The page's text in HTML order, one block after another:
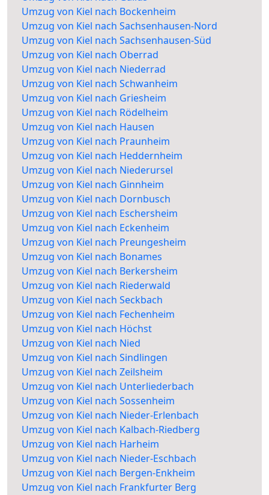
Umzug von Kiel nach Bockenheim
Umzug von Kiel nach Sachsenhausen-Nord
Umzug von Kiel nach Sachsenhausen-Süd
Umzug von Kiel nach Oberrad
Umzug von Kiel nach Niederrad
Umzug von Kiel nach Schwanheim
Umzug von Kiel nach Griesheim
Umzug von Kiel nach Rödelheim
Umzug von Kiel nach Hausen
Umzug von Kiel nach Praunheim
Umzug von Kiel nach Heddernheim
Umzug von Kiel nach Niederursel
Umzug von Kiel nach Ginnheim
Umzug von Kiel nach Dornbusch
Umzug von Kiel nach Eschersheim
Umzug von Kiel nach Eckenheim
Umzug von Kiel nach Preungesheim
Umzug von Kiel nach Bonames
Umzug von Kiel nach Berkersheim
Umzug von Kiel nach Riederwald
Umzug von Kiel nach Seckbach
Umzug von Kiel nach Fechenheim
Umzug von Kiel nach Höchst
Umzug von Kiel nach Nied
Umzug von Kiel nach Sindlingen
Umzug von Kiel nach Zeilsheim
Umzug von Kiel nach Unterliederbach
Umzug von Kiel nach Sossenheim
Umzug von Kiel nach Nieder-Erlenbach
Umzug von Kiel nach Kalbach-Riedberg
Umzug von Kiel nach Harheim
Umzug von Kiel nach Nieder-Eschbach
Umzug von Kiel nach Bergen-Enkheim
Umzug von Kiel nach Frankfurter Berg